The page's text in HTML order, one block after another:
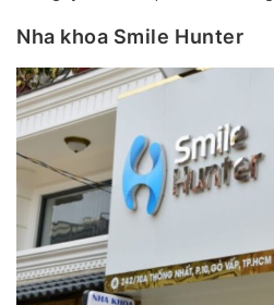
Nha khoa Smile Hunter